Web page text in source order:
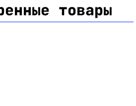
товары